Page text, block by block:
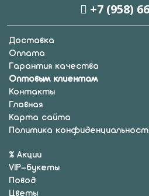
+7 (958)
Доставка
Оплата
Гарантия качества
Оптовым клиентам
Контакты
Главная
Карта сайта
Политика
% Акции
VIP-букеты
Повод
Цветы